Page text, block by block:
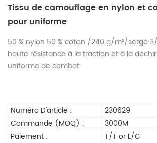
Tissu de camouflage en nylon et
pour uniforme
50 % nylon 50 % coton /240 g/m²/sergé
haute résistance à la traction et à la
uniforme de combat
Numéro D'article :
230629
Commande (MOQ) :
3000M
Paiement :
T/T or L/C